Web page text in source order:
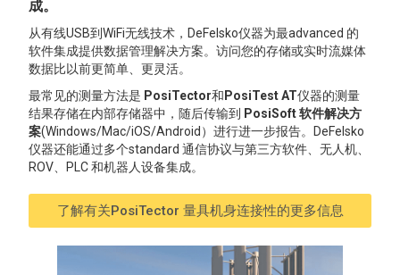
成。
从有线USB到WiFi无线技术，DeFelsko仪器为最advanced 的
软件集成提供数据管理解决方案。访问您的存储或实时流媒体
数据比以前更简单、更灵活。
最常见的测量方法是 PosiTector和PosiTest AT仪器的测量
结果存储在内部存储器中，随后传输到 PosiSoft 软件解决方
案(Windows/Mac/iOS/Android）进行进一步报告。DeFelsko
仪器还能通过多个standard 通信协议与第三方软件、无人机、
ROV、PLC 和机器人设备集成。
了解有关PosiTector 量具机身连接性的更多信息